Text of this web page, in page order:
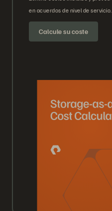
en acuerdos de nivel de servicio.
Calcule su coste